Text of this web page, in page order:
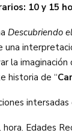
10 y 15
Descubriendo
una
la
historia de “
hora. Edades